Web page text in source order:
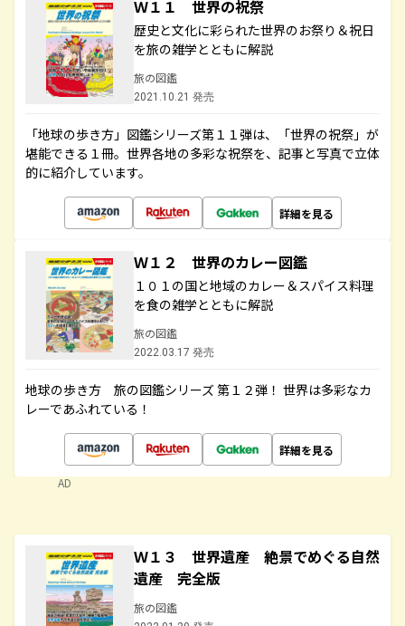
Ｗ１１ 世界の祝祭
歴史と文化に彩られた世界のお祭り＆祝日
を旅の雑学とともに解説
旅の図鑑
2021.10.21 発売
「地球の歩き方」図鑑シリーズ第１１弾は、「世界の祝祭」が
堪能できる１冊。世界各地の多彩な祝祭を、記事と写真で立体
的に紹介しています。
詳細を見る
Ｗ１２ 世界のカレー図鑑
１０１の国と地域のカレー＆スパイス料理
を食の雑学とともに解説
旅の図鑑
2022.03.17 発売
地球の歩き方 旅の図鑑シリーズ 第１２弾！ 世界は多彩なカ
レーであふれている！
詳細を見る
AD
Ｗ１３ 世界遺産 絶景でめぐる自然
遺産 完全版
旅の図鑑